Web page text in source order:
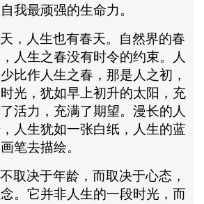
我最顽强的生命力。
，人生也有春天。自然界的春
人生之春没有时令的约束。人
比作人生之春，那是人之初，
光，犹如早上初升的太阳，充
活力，充满了期望。漫长的人
人生犹如一张白纸，人生的蓝
笔去描绘。
取决于年龄，而取决于心态，
。它并非人生的一段时光，而